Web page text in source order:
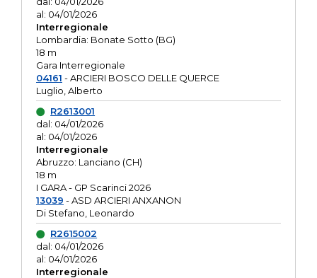
al: 04/01/2026
Interregionale
Lombardia: Bonate Sotto (BG)
18 m
Gara Interregionale
04161 - ARCIERI BOSCO DELLE QUERCE
Luglio, Alberto
R2613001
dal: 04/01/2026
al: 04/01/2026
Interregionale
Abruzzo: Lanciano (CH)
18 m
I GARA - GP Scarinci 2026
13039 - ASD ARCIERI ANXANON
Di Stefano, Leonardo
R2615002
dal: 04/01/2026
al: 04/01/2026
Interregionale